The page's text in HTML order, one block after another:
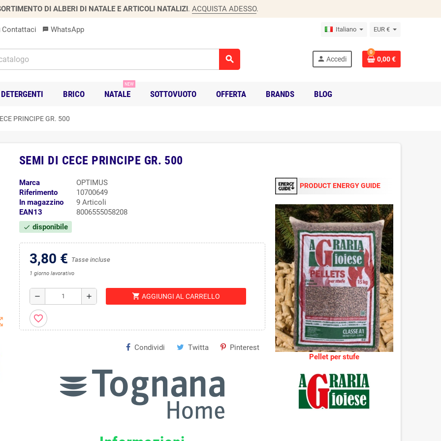
DI ALBERI DI NATALE E ARTICOLI NATALIZI. ACQUISTA ADESSO.
Contattaci sms WhatsApp Italiano EUR €
search person Accedi
0
0,00 €
DETERGENTI BRICO NATALE
NEW
SOTTOVUOTO OFFERTA BRANDS BLOG
PRINCIPE GR. 500
SEMI DI CECE PRINCIPE GR. 500
Marca
OPTIMUS
Riferimento
10700649
In magazzino
9 Articoli
EAN13
8006555058208
check disponibile
3,80 € Tasse incluse
1 giorno lavorativo
remove add shopping_cart AGGIUNGI AL CARRELLO
favorite_border
Condividi Twitta Pinterest
PRODUCT ENERGY GUIDE
Pellet per stufe